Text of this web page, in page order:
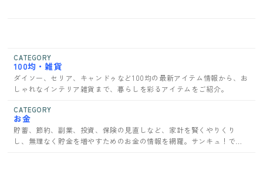
CATEGORY
100均・雑貨
ダイソー、セリア、キャンドゥなど100均の最新アイテム情報から、お
しゃれなインテリア雑貨まで、暮らしを彩るアイテムをご紹介。
CATEGORY
お金
貯蓄、節約、副業、投資、保険の見直しなど、家計を賢くやりくり
し、無理なく貯金を増やすためのお金の情報を網羅。サンキュ！で家